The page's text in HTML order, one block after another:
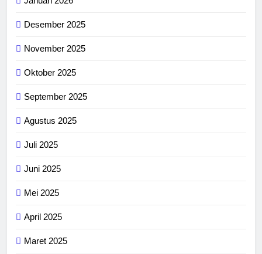
Desember 2025
November 2025
Oktober 2025
September 2025
Agustus 2025
Juli 2025
Juni 2025
Mei 2025
April 2025
Maret 2025